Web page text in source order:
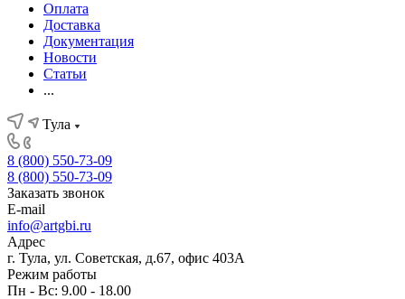
Оплата
Доставка
Документация
Новости
Статьи
...
Тула
8 (800) 550-73-09
8 (800) 550-73-09
Заказать звонок
E-mail
info@artgbi.ru
Адрес
г. Тула, ул. Советская, д.67, офис 403А
Режим работы
Пн - Вс: 9.00 - 18.00